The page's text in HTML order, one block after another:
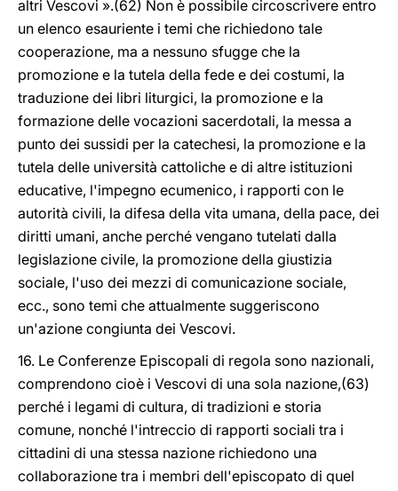
altri Vescovi ».(62) Non è possibile circoscrivere entro
un elenco esauriente i temi che richiedono tale
cooperazione, ma a nessuno sfugge che la
promozione e la tutela della fede e dei costumi, la
traduzione dei libri liturgici, la promozione e la
formazione delle vocazioni sacerdotali, la messa a
punto dei sussidi per la catechesi, la promozione e la
tutela delle università cattoliche e di altre istituzioni
educative, l'impegno ecumenico, i rapporti con le
autorità civili, la difesa della vita umana, della pace, dei
diritti umani, anche perché vengano tutelati dalla
legislazione civile, la promozione della giustizia
sociale, l'uso dei mezzi di comunicazione sociale,
ecc., sono temi che attualmente suggeriscono
un'azione congiunta dei Vescovi.
16. Le Conferenze Episcopali di regola sono nazionali,
comprendono cioè i Vescovi di una sola nazione,(63)
perché i legami di cultura, di tradizioni e storia
comune, nonché l'intreccio di rapporti sociali tra i
cittadini di una stessa nazione richiedono una
collaborazione tra i membri dell'episcopato di quel